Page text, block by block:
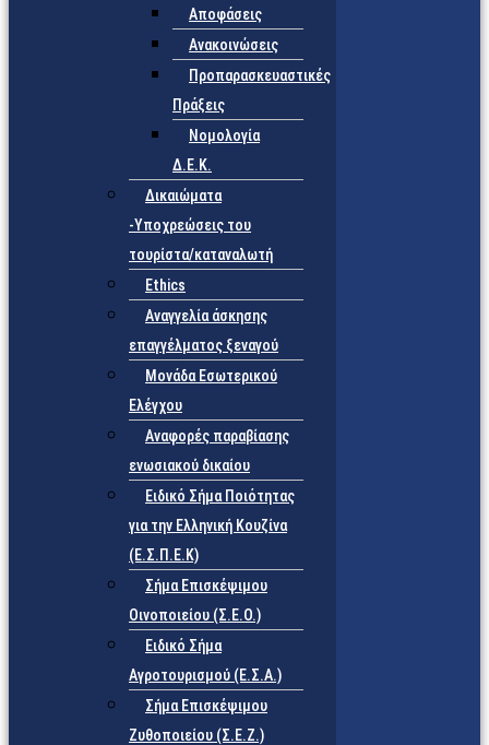
Αποφάσεις
Ανακοινώσεις
Προπαρασκευαστικές
Πράξεις
Νομολογία
Δ.Ε.Κ.
Δικαιώματα
-Υποχρεώσεις του
τουρίστα/καταναλωτή
Ethics
Αναγγελία άσκησης
επαγγέλματος ξεναγού
Μονάδα Εσωτερικού
Ελέγχου
Αναφορές παραβίασης
ενωσιακού δικαίου
Ειδικό Σήμα Ποιότητας
για την Ελληνική Κουζίνα
(Ε.Σ.Π.Ε.Κ)
Σήμα Επισκέψιμου
Οινοποιείου (Σ.Ε.Ο.)
Ειδικό Σήμα
Αγροτουρισμού (Ε.Σ.Α.)
Σήμα Επισκέψιμου
Ζυθοποιείου (Σ.Ε.Ζ.)